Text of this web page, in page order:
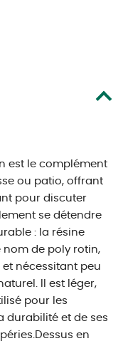
est le complément
ou patio, offrant
pour discuter
se détendre
: la résine
nom de poly rotin,
nécessitant peu
Il est léger,
pour les
durabilité et de ses
en